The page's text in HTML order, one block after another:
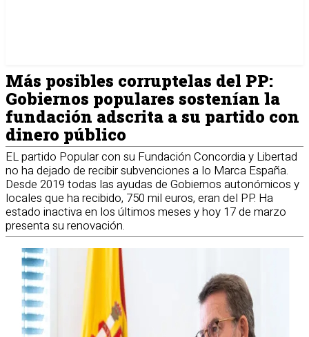
Más posibles corruptelas del PP:
Gobiernos populares sostenían la
fundación adscrita a su partido con
dinero público
EL partido Popular con su Fundación Concordia y Libertad
no ha dejado de recibir subvenciones a lo Marca España.
Desde 2019 todas las ayudas de Gobiernos autonómicos y
locales que ha recibido, 750 mil euros, eran del PP. Ha
estado inactiva en los últimos meses y hoy 17 de marzo
presenta su renovación.